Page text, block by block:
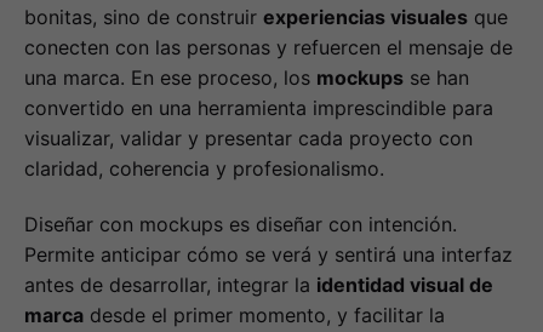
bonitas, sino de construir experiencias visuales que
conecten con las personas y refuercen el mensaje de
una marca. En ese proceso, los mockups se han
convertido en una herramienta imprescindible para
visualizar, validar y presentar cada proyecto con
claridad, coherencia y profesionalismo.
Diseñar con mockups es diseñar con intención.
Permite anticipar cómo se verá y sentirá una interfaz
antes de desarrollar, integrar la identidad visual de
marca desde el primer momento, y facilitar la